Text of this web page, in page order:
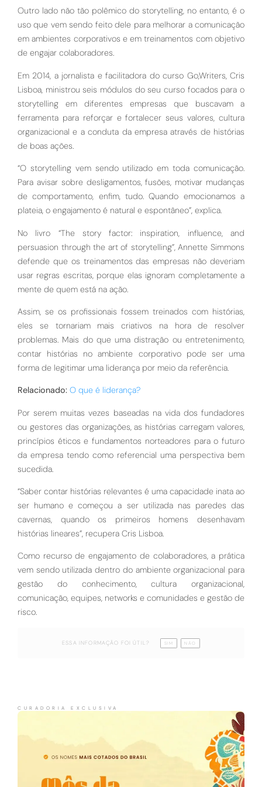
Outro lado não tão polêmico do storytelling, no entanto, é o
uso que vem sendo feito dele para melhorar a comunicação
em ambientes corporativos e em treinamentos com objetivo
de engajar colaboradores.
Em 2014, a jornalista e facilitadora do curso Go,Writers, Cris
Lisboa, ministrou seis módulos do seu curso focados para o
storytelling em diferentes empresas que buscavam a
ferramenta para reforçar e fortalecer seus valores, cultura
organizacional e a conduta da empresa através de histórias
de boas ações.
“O storytelling vem sendo utilizado em toda comunicação.
Para avisar sobre desligamentos, fusões, motivar mudanças
de comportamento, enfim, tudo. Quando emocionamos a
plateia, o engajamento é natural e espontâneo”, explica.
No livro “The story factor: inspiration, influence, and
persuasion through the art of storytelling”, Annette Simmons
defende que os treinamentos das empresas não deveriam
usar regras escritas, porque elas ignoram completamente a
mente de quem está na ação.
Assim, se os profissionais fossem treinados com histórias,
eles se tornariam mais criativos na hora de resolver
problemas. Mais do que uma distração ou entretenimento,
contar histórias no ambiente corporativo pode ser uma
forma de legitimar uma liderança por meio da referência.
Relacionado: O que é liderança?
Por serem muitas vezes baseadas na vida dos fundadores
ou gestores das organizações, as histórias carregam valores,
princípios éticos e fundamentos norteadores para o futuro
da empresa tendo como referencial uma perspectiva bem
sucedida.
“Saber contar histórias relevantes é uma capacidade inata ao
ser humano e começou a ser utilizada nas paredes das
cavernas, quando os primeiros homens desenhavam
histórias lineares”, recupera Cris Lisboa.
Como recurso de engajamento de colaboradores, a prática
vem sendo utilizada dentro do ambiente organizacional para
gestão do conhecimento, cultura organizacional,
comunicação, equipes, networks e comunidades e gestão de
risco.
ESSA INFORMAÇÃO FOI ÚTIL? SIM NÃO
CURADORIA EXCLUSIVA